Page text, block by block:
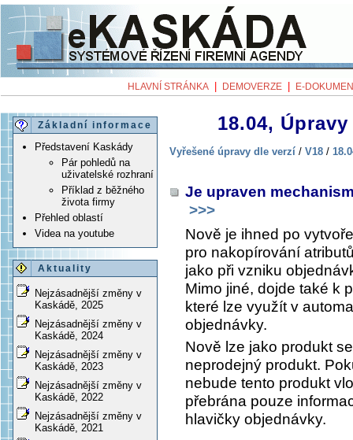
HLAVNÍ STRÁNKA DEMOVERZE E-
Základní informace
Představení Kaskády
Pár pohledů na
uživatelské rozhraní
Příklad z běžného
života firmy
Přehled oblastí
Videa na youtube
Aktuality
Nejzásadnější změny v
Kaskádě, 2025
Nejzásadnější změny v
Kaskádě, 2024
Nejzásadnější změny v
Kaskádě, 2023
Nejzásadnější změny v
Kaskádě, 2022
Nejzásadnější změny v
Kaskádě, 2021
18.04,
Vyřešené úpravy dle verzí / V18 /
Je upraven
>>>
Nově je ihned po
pro nakopírování
jako při vzniku
Mimo jiné, dojde také k
které lze využít v
objednávky.
Nově lze jako produkt
neprodejný produkt.
nebude tento produkt
přebrána pouze
hlavičky objednávky.